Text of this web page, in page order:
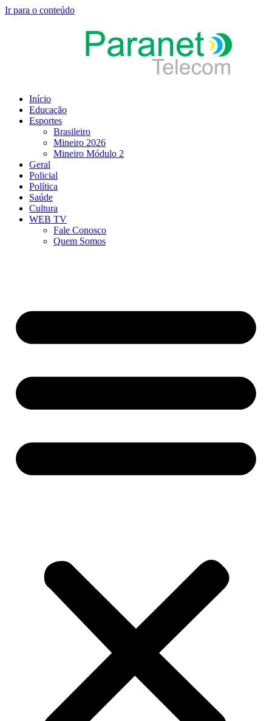
Ir para o conteúdo
Início
Educação
Esportes
Brasileiro
Mineiro 2026
Mineiro Módulo 2
Geral
Policial
Política
Saúde
Cultura
WEB TV
Fale Conosco
Quem Somos